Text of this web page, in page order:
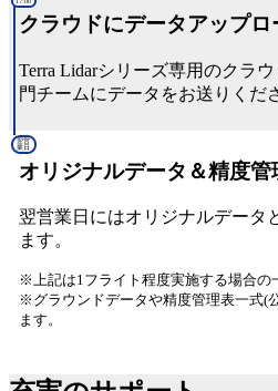
クラウドにデータアップロ
Terra Lidarシリーズ専用のクラ
門チームにデータをお送りくだ
翌営
業日
オリジナルデータ＆精度管
翌営業日にはオリジナルデータ
ます。
※上記は1フライト程度実施する場合の
※グラウンドデータや精度管理表一式(
ます。